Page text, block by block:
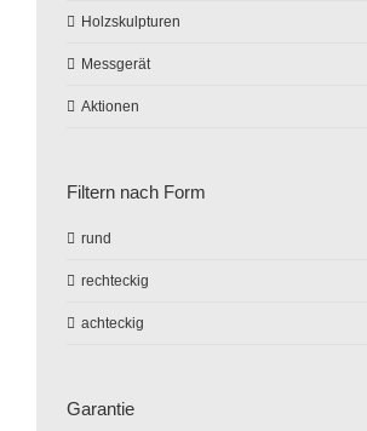
Holzskulpturen
Messgerät
Aktionen
Filtern nach Form
rund
rechteckig
achteckig
Garantie